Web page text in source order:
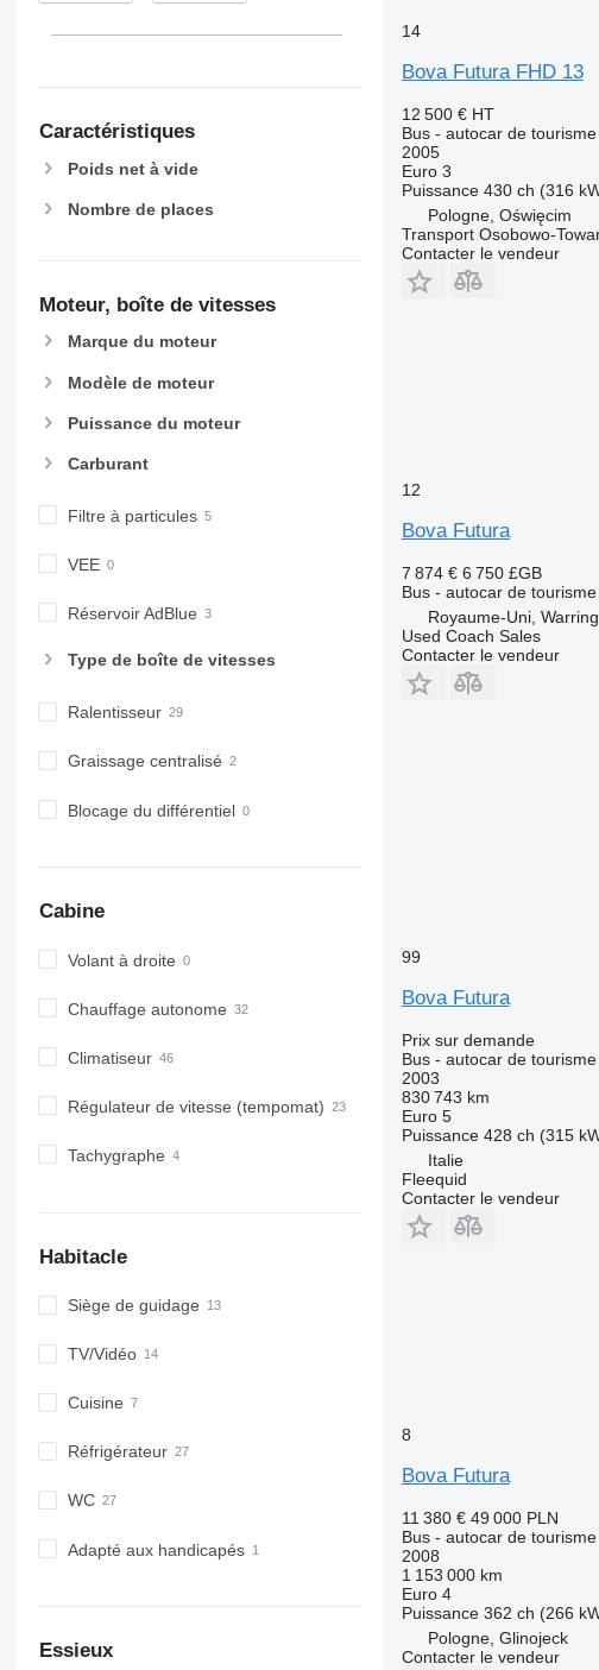
Caractéristiques
Poids net à vide
Nombre de places
Moteur, boîte de vitesses
Marque du moteur
Modèle de moteur
Puissance du moteur
Carburant
Filtre à particules
VEE
Réservoir AdBlue
Type de boîte de vitesses
Ralentisseur
Graissage centralisé
Blocage du différentiel
Cabine
Volant à droite
Chauffage autonome
Climatiseur
Régulateur de vitesse (tempomat)
Tachygraphe
Habitacle
Siège de guidage
TV/Vidéo
Cuisine
Réfrigérateur
WC
Adapté aux handicapés
Essieux
14
Bova Futura FHD 13
12 500 € HT
Bus - autocar de tourisme
2005
Euro 3
Puissance 430 ch (316
Pologne, Oświęcim
Transport Osobowo-
Contacter le vendeur
12
Bova Futura
7 874 € 6 750 £GB
Bus - autocar de tourisme
Royaume-Uni,
Used Coach Sales
Contacter le vendeur
99
Bova Futura
Prix sur demande
Bus - autocar de tourisme
2003
830 743 km
Euro 5
Puissance 428 ch (315
Italie
Fleequid
Contacter le vendeur
8
Bova Futura
11 380 € 49 000 PLN
Bus - autocar de tourisme
2008
1 153 000 km
Euro 4
Puissance 362 ch (266
Pologne, Glinojeck
Contacter le vendeur